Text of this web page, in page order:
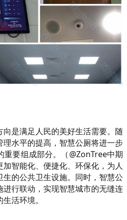
是满足人民的美好生活需要。随
水平的提高，智慧公厕将进一步
要组成部分。（@ZonTree中期
智能化、便捷化、环保化，为人
的公共卫生设施。同时，智慧公
行联动，实现智慧城市的无缝连
活环境。